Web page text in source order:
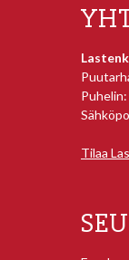
Tilaa